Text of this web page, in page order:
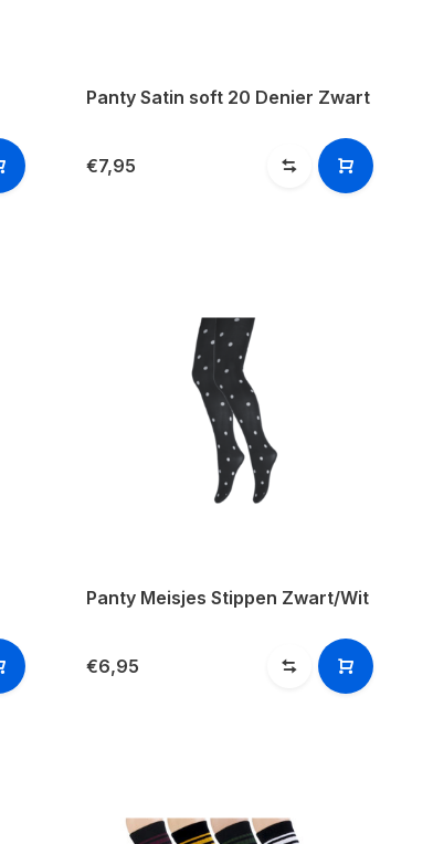
Panty Satin soft 20 Denier Zwart
€7,95
Panty Meisjes Stippen Zwart/Wit
€6,95